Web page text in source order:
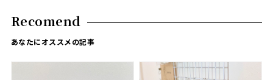
Recomend
あなたにオススメの記事